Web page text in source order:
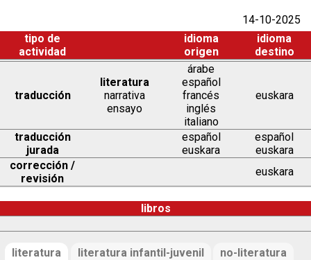
14-10-2025
tipo de
actividad
idioma
origen
idioma
destino
traducción
literatura
narrativa
ensayo
árabe
español
francés
inglés
italiano
euskara
traducción
jurada
español
euskara
español
euskara
corrección /
revisión
euskara
libros
literatura literatura infantil-juvenil no-literatura